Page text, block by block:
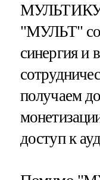
"МУЛЬТ"
синергия и
получаем
доступ к